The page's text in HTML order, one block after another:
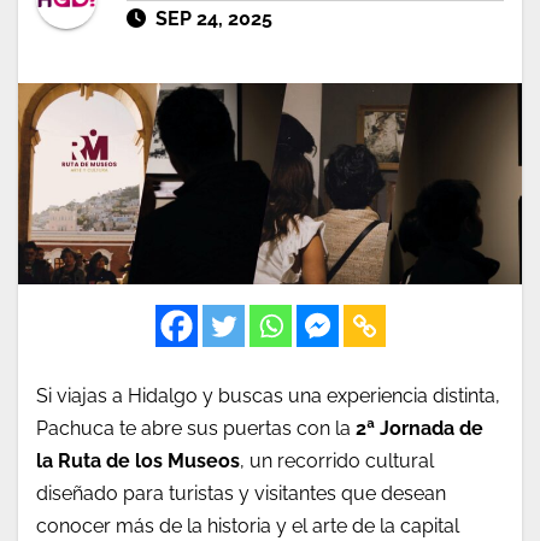
SEP 24, 2025
Si viajas a Hidalgo y buscas una experiencia distinta,
Pachuca te abre sus puertas con la 2ª Jornada de
la Ruta de los Museos, un recorrido cultural
diseñado para turistas y visitantes que desean
conocer más de la historia y el arte de la capital